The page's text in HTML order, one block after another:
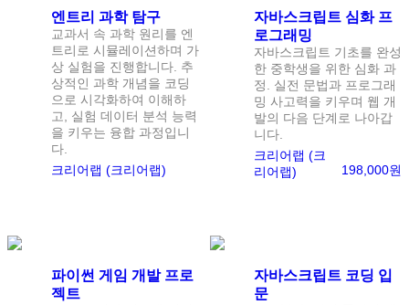
엔트리 과학 탐구
교과서 속 과학 원리를 엔
트리로 시뮬레이션하며 가
상 실험을 진행합니다. 추
상적인 과학 개념을 코딩
으로 시각화하여 이해하
고, 실험 데이터 분석 능력
을 키우는 융합 과정입니
다.
크리어랩 (크리어랩)
자바스크립트 심화 프
로그래밍
자바스크립트 기초를 완성
한 중학생을 위한 심화 과
정. 실전 문법과 프로그래
밍 사고력을 키우며 웹 개
발의 다음 단계로 나아갑
니다.
크리어랩 (크
리어랩)
198,000원
파이썬 게임 개발 프로
젝트
자바스크립트 코딩 입
문